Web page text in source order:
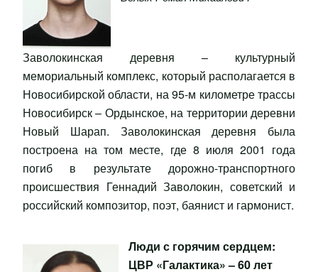
Заволокинская деревня – культурный
мемориальный комплекс, который располагается в
Новосибирской области, на 95-м километре трассы
Новосибирск – Ордынское, на территории деревни
Новый Шарап. Заволокинская деревня была
построена на том месте, где 8 июля 2001 года
погиб в результате дорожно-транспортного
происшествия Геннадий Заволокин, советский и
российский композитор, поэт, баянист и гармонист.
Люди с горячим сердцем:
ЦВР «Галактика» – 60 лет